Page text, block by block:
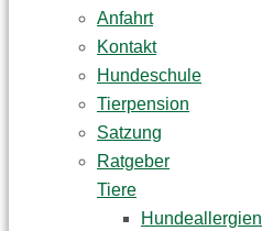
Anfahrt
Kontakt
Hundeschule
Tierpension
Satzung
Ratgeber
Tiere
Hundeallergien